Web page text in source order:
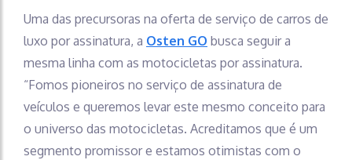
Uma das precursoras na oferta de serviço de carros de
luxo por assinatura, a Osten GO busca seguir a
mesma linha com as motocicletas por assinatura.
“Fomos pioneiros no serviço de assinatura de
veículos e queremos levar este mesmo conceito para
o universo das motocicletas. Acreditamos que é um
segmento promissor e estamos otimistas com o